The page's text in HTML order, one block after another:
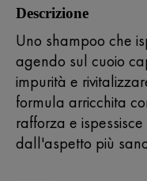
Descrizione
Uno shampoo che
agendo sul cuoio
impurità e
formula arricchita
rafforza e
dall'aspetto più